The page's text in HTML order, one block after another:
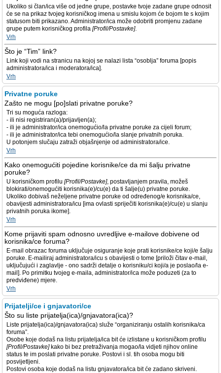
Ukoliko si član/ica više od jedne grupe, postavke tvoje zadane grupe odnosit
će se na prikaz tvojeg korisničkog imena u smislu kojom će bojom te s kojim
statusom biti prikazano. Administrator/ica može odobriti promjenu zadane
grupe putem korisničkog profila [Profil/Postavke].
Vrh
Što je “Tim” link?
Link koji vodi na stranicu na kojoj se nalazi lista “osoblja” foruma [popis
administratora/ica i moderatora/ica].
Vrh
Privatne poruke
Zašto ne mogu [po]slati privatne poruke?
Tri su moguća razloga:
- ili nisi registriran(a)/prijavljen(a);
- ili je administrator/ica onemogućio/la privatne poruke za cijeli forum;
- ili je administrator/ica tebi onemogućio/la slanje privatnih poruka.
U potonjem slučaju zatraži objašnjenje od administratora/ice.
Vrh
Kako onemogućiti pojedine korisnike/ce da mi šalju privatne
poruke?
U korisničkom profilu [Profil/Postavke], postavljanjem pravila, možeš
blokirati/onemogućiti korisnika(e)/cu(e) da ti šalje(u) privatne poruke.
Ukoliko dobivaš neželjene privatne poruke od određenog/e korisnika/ce,
obavijesti administratora/icu [ima ovlasti spriječiti korisnika(e)/cu(e) u slanju
privatnih poruka ikome].
Vrh
Kome prijaviti spam odnosno uvredljive e-mailove dobivene od
korisnika/ce foruma?
E-mail obrazac foruma uključuje osiguranje koje prati korisnike/ce koji/e šalju
poruke. E-mailiraj administratora/icu s obavijesti o tome [priloži čitav e-mail,
uključujući i zaglavlje - ono sadrži detalje o korisniku/ci koji/a je poslao/la e-
mail]. Po primitku tvojeg e-maila, administrator/ica može poduzeti (za to
predviđene) mjere.
Vrh
Prijatelji/ce i gnjavatori/ce
Što su liste prijatelja(ica)/gnjavatora(ica)?
Liste prijatelja(ica)/gnjavatora(ica) služe “organiziranju ostalih korisnika/ca
foruma”.
Osobe koje dodaš na listu prijatelja/ica bit će izlistane u korisničkom profilu
[Profil/Postavke]kako bi bez pretraživanja mogao/la vidjeti njihov online
status te im poslati privatne poruke. Postovi i sl. tih osoba mogu biti
posvijetljeni.
Postovi osoba koje dodaš na listu gnjavatora/ica bit će zadano skriveni.